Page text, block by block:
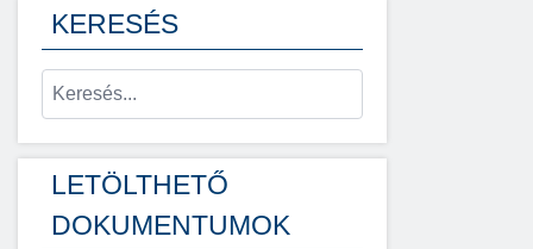
KERESÉS
LETÖLTHETŐ
DOKUMENTUMOK